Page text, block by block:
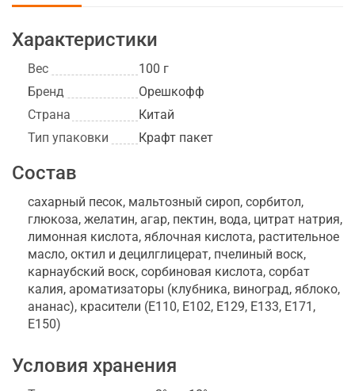
Характеристики
Вес
100 г
Бренд
Орешкофф
Страна
Китай
Тип упаковки
Крафт пакет
Состав
сахарный песок, мальтозный сироп, сорбитол,
глюкоза, желатин, агар, пектин, вода, цитрат натрия,
лимонная кислота, яблочная кислота, растительное
масло, октил и децилглицерат, пчелиный воск,
карнаубский воск, сорбиновая кислота, сорбат
калия, ароматизаторы (клубника, виноград, яблоко,
ананас), красители (Е110, Е102, Е129, Е133, Е171,
Е150)
Условия хранения